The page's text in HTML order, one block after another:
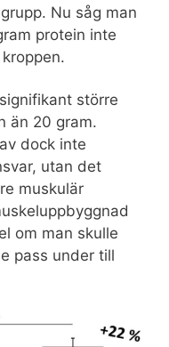
Nu såg man
protein inte
större
än 20 gram.
dock inte
utan det
muskulär
om man skulle
pass under till